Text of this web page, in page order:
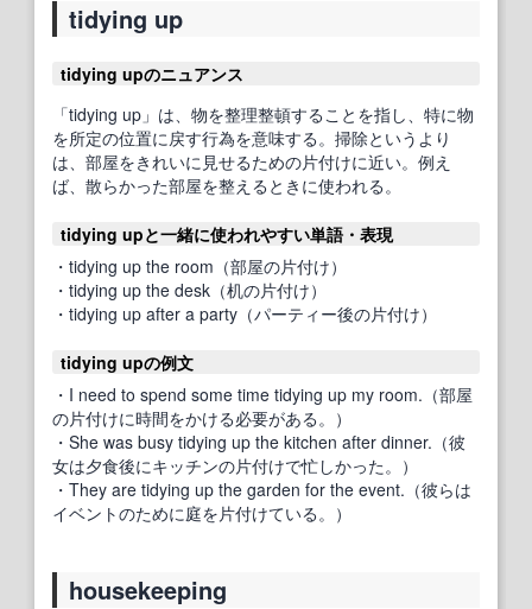
tidying up
tidying upのニュアンス
「tidying up」は、物を整理整頓することを指し、特に物
を所定の位置に戻す行為を意味する。掃除というより
は、部屋をきれいに見せるための片付けに近い。例え
ば、散らかった部屋を整えるときに使われる。
tidying upと一緒に使われやすい単語・表現
・tidying up the room（部屋の片付け）
・tidying up the desk（机の片付け）
・tidying up after a party（パーティー後の片付け）
tidying upの例文
・I need to spend some time tidying up my room.（部屋
の片付けに時間をかける必要がある。）
・She was busy tidying up the kitchen after dinner.（彼
女は夕食後にキッチンの片付けで忙しかった。）
・They are tidying up the garden for the event.（彼らは
イベントのために庭を片付けている。）
housekeeping